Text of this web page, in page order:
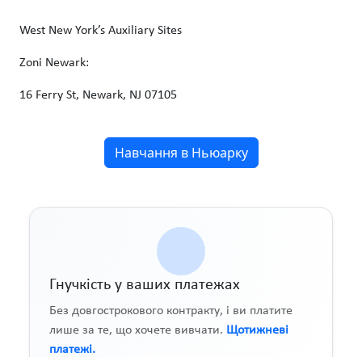
West New York’s Auxiliary Sites
Zoni Newark:
16 Ferry St, Newark, NJ 07105
Навчання в Ньюарку
Гнучкість у ваших платежах
Без довгострокового контракту, і ви платите
лише за те, що хочете вивчати. Щотижневі
платежі.